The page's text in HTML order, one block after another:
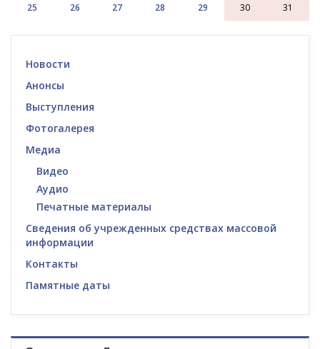
25 26 27 28 29 30 31
Новости
Анонсы
Выступления
Фотогалерея
Медиа
Видео
Аудио
Печатные материалы
Сведения об учрежденных средствах массовой
информации
Контакты
Памятные даты